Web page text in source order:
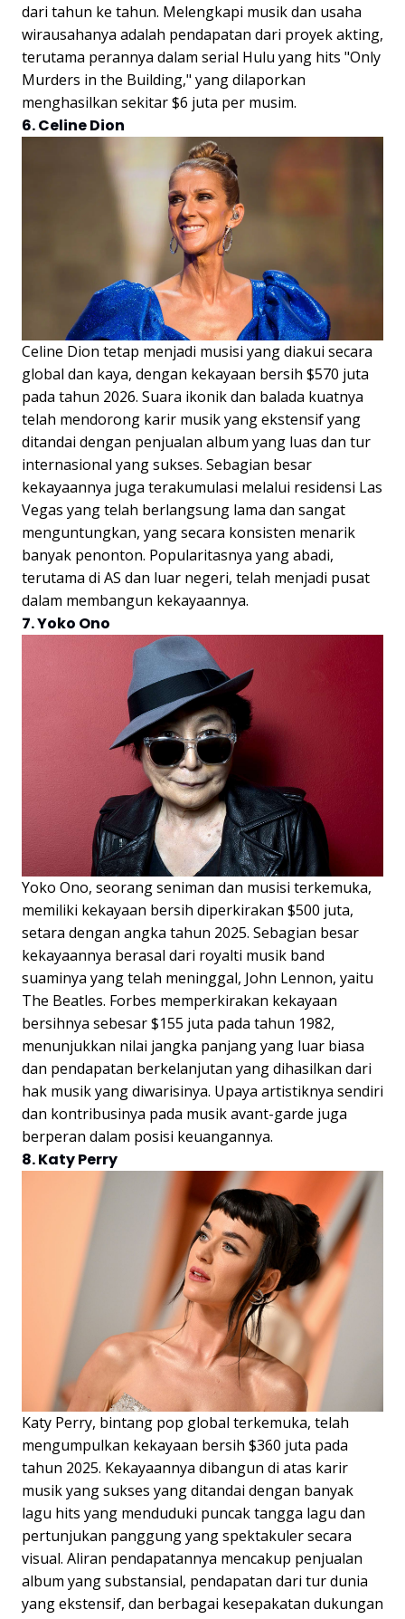
dari tahun ke tahun. Melengkapi musik dan usaha
wirausahanya adalah pendapatan dari proyek akting,
terutama perannya dalam serial Hulu yang hits "Only
Murders in the Building," yang dilaporkan
menghasilkan sekitar $6 juta per musim.
6. Celine Dion
Celine Dion tetap menjadi musisi yang diakui secara
global dan kaya, dengan kekayaan bersih $570 juta
pada tahun 2026. Suara ikonik dan balada kuatnya
telah mendorong karir musik yang ekstensif yang
ditandai dengan penjualan album yang luas dan tur
internasional yang sukses. Sebagian besar
kekayaannya juga terakumulasi melalui residensi Las
Vegas yang telah berlangsung lama dan sangat
menguntungkan, yang secara konsisten menarik
banyak penonton. Popularitasnya yang abadi,
terutama di AS dan luar negeri, telah menjadi pusat
dalam membangun kekayaannya.
7. Yoko Ono
Yoko Ono, seorang seniman dan musisi terkemuka,
memiliki kekayaan bersih diperkirakan $500 juta,
setara dengan angka tahun 2025. Sebagian besar
kekayaannya berasal dari royalti musik band
suaminya yang telah meninggal, John Lennon, yaitu
The Beatles. Forbes memperkirakan kekayaan
bersihnya sebesar $155 juta pada tahun 1982,
menunjukkan nilai jangka panjang yang luar biasa
dan pendapatan berkelanjutan yang dihasilkan dari
hak musik yang diwarisinya. Upaya artistiknya sendiri
dan kontribusinya pada musik avant-garde juga
berperan dalam posisi keuangannya.
8. Katy Perry
Katy Perry, bintang pop global terkemuka, telah
mengumpulkan kekayaan bersih $360 juta pada
tahun 2025. Kekayaannya dibangun di atas karir
musik yang sukses yang ditandai dengan banyak
lagu hits yang menduduki puncak tangga lagu dan
pertunjukan panggung yang spektakuler secara
visual. Aliran pendapatannya mencakup penjualan
album yang substansial, pendapatan dari tur dunia
yang ekstensif, dan berbagai kesepakatan dukungan